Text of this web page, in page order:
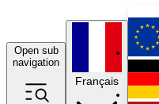
Open sub
navigation
Français